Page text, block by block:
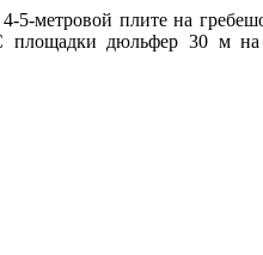
5-метровой плите на
площадки дюльфер 30 м на